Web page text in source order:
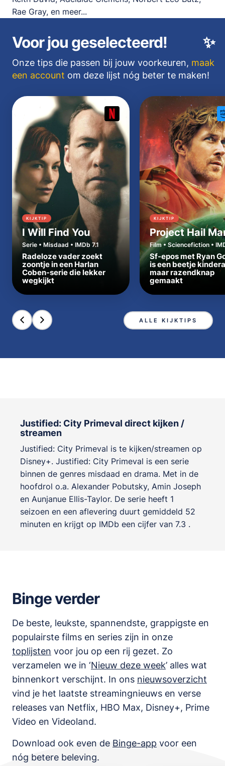
Rae Gray, en meer...
✨
Voor jou geselecteerd!
Onze tips die passen bij jouw voorkeuren, maak
een account om deze lijst nóg beter te maken!
KIJKTIP
I Will Find You
Serie • Misdaad • IMDb 7.1
Radeloze vader zoekt
zoontje in een Harlan
Coben-serie die lekker
wegkijkt
KIJKTIP
Project Hail
Film • Sciencefiction •
Sf-epos met Ryan
is een beetje
maar razendknap
gemaakt
ALLE KIJKTIPS
Justified: City Primeval direct kijken /
streamen
Justified: City Primeval is te kijken/streamen op
Disney+. Justified: City Primeval is een serie
binnen de genres misdaad en drama. Met in de
hoofdrol o.a. Alexander Pobutsky, Amin Joseph
en Aunjanue Ellis-Taylor. De serie heeft 1
seizoen en een aflevering duurt gemiddeld 52
minuten en krijgt op IMDb een cijfer van 7.3 .
Binge verder
De beste, leukste, spannendste, grappigste en
populairste films en series zijn in onze
toplijsten voor jou op een rij gezet. Zo
verzamelen we in ‘Nieuw deze week’ alles wat
binnenkort verschijnt. In ons nieuwsoverzicht
vind je het laatste streamingnieuws en verse
releases van Netflix, HBO Max, Disney+, Prime
Video en Videoland.
Download ook even de Binge-app voor een
nóg betere beleving.